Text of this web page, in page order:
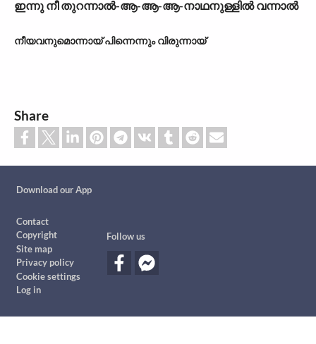
ഇന്നു നീ തുറന്നാൽ-ആ-ആ-ആ-നാഥനുള്ളിൽ വന്നാൽ
നീയവനുമൊന്നായ് പിന്നെന്നും വിരുന്നായ്
Share
Download our App
Contact
Copyright
Site map
Privacy policy
Cookie settings
Log in
Follow us